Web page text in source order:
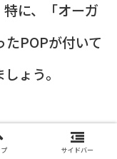
に、「オーガ
POPが付いて
ょう。
トフルーツ、
サイドバー